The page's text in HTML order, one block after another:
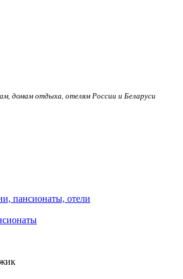
домам отдыха, отелям России и Беларуси
пансионаты, отели